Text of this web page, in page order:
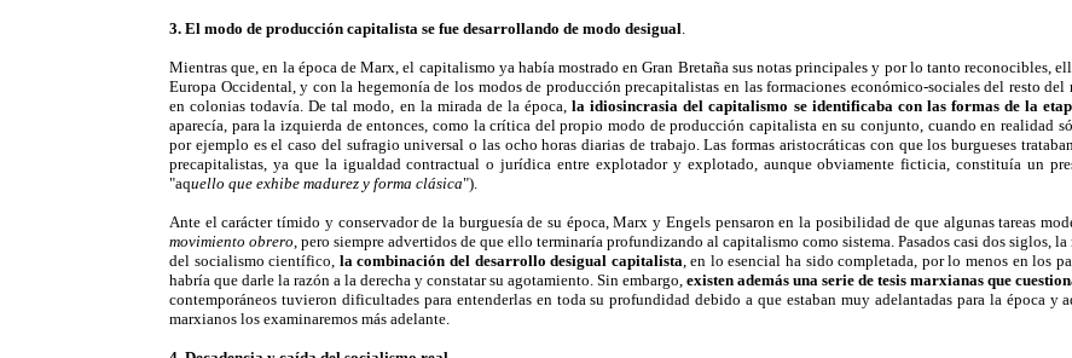
3. El modo de producción capitalista se fue desarrollando de modo desigual
Mientras que, en la época de Marx, el capitalismo ya había mostrado en Gran Bretaña sus notas principales y por lo tanto reconocibles,
Europa Occidental, y con la hegemonía de los modos de producción precapitalistas en las formaciones económico-sociales del resto
en colonias todavía. De tal modo, en la mirada de la época,la idiosincrasia del capitalismo se identificaba con las formas de la
aparecía, para la izquierda de entonces, como la crítica del propio modo de producción capitalista en su conjunto, cuando en realidad
por ejemplo es el caso del sufragio universal o las ocho horas diarias de trabajo. Las formas aristocráticas con que los burgueses
precapitalistas, ya que la igualdad contractual o jurídica entre explotador y explotado, aunque obviamente ficticia, constituía un
"aquello que exhibe madurez y forma clásica").
Ante el carácter tímido y conservador de la burguesía de su época, Marx y Engels pensaron en la posibilidad de que algunas tareas
movimiento obrero , pero siempre advertidos de que ello terminaría profundizando al capitalismo como sistema. Pasados casi dos siglos,
del socialismo científico, la combinación del desarrollo desigual capitalista , en lo esencial ha sido completada, por lo menos en los
habría que darle la razón a la derecha y constatar su agotamiento. Sin embargo, existen además una serie de tesis marxianas que
contemporáneos tuvieron dificultades para entenderlas en toda su profundidad debido a que estaban muy adelantadas para la época y
marxianos los examinaremos más adelante.